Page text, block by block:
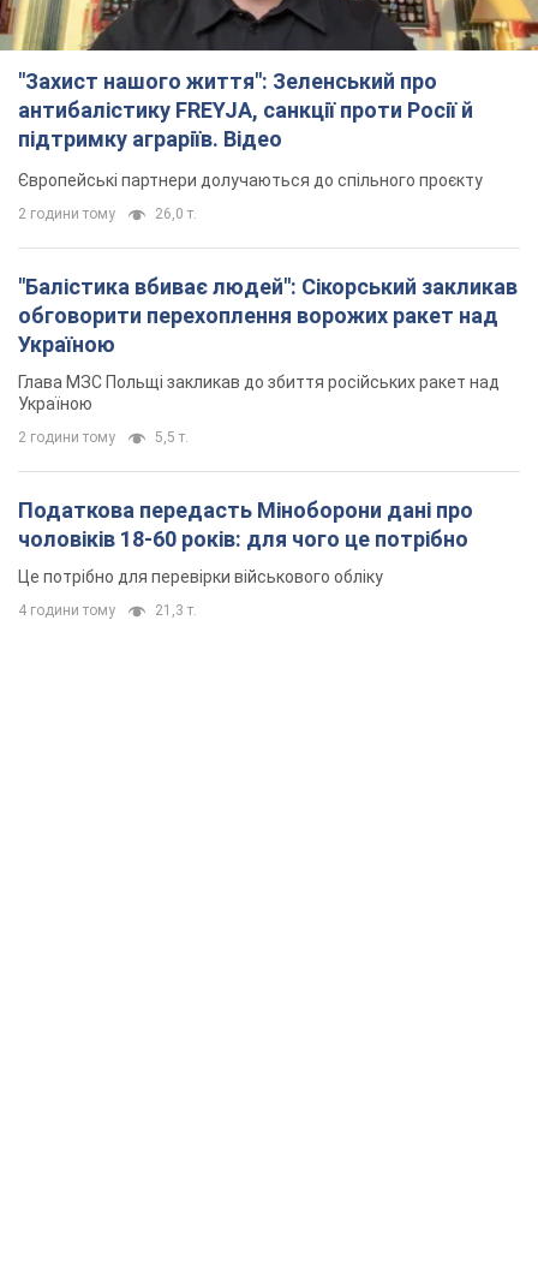
"Захист нашого життя": Зеленський про
антибалістику FREYJA, санкції проти Росії й
підтримку аграріїв. Відео
Європейські партнери долучаються до спільного проєкту
2 години тому 26,0 т.
"Балістика вбиває людей": Сікорський закликав
обговорити перехоплення ворожих ракет над
Україною
Глава МЗС Польщі закликав до збиття російських ракет над
Україною
2 години тому 5,5 т.
Податкова передасть Міноборони дані про
чоловіків 18-60 років: для чого це потрібно
Це потрібно для перевірки військового обліку
4 години тому 21,3 т.